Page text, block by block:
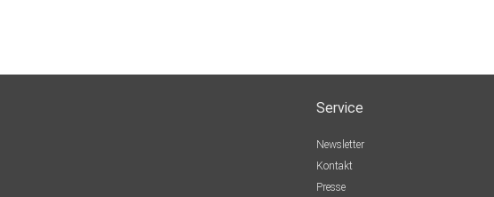
Service
Newsletter
Kontakt
Presse